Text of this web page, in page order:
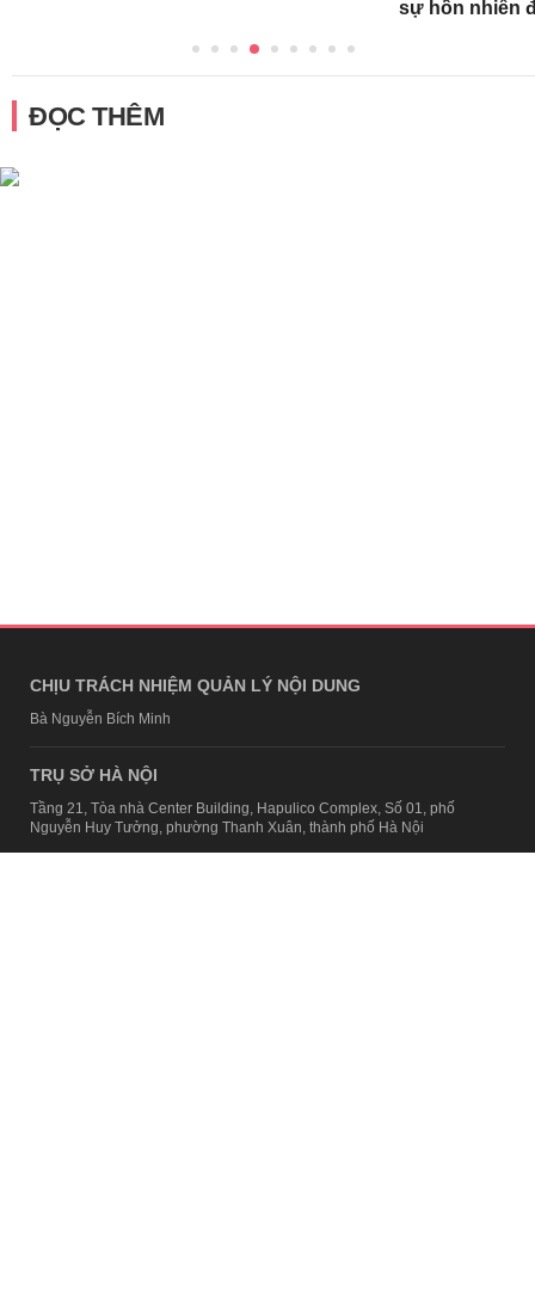
sự hồn nhiên
ĐỌC THÊM
CHỊU TRÁCH NHIỆM QUẢN LÝ NỘI DUNG
Bà Nguyễn Bích Minh
TRỤ SỞ HÀ NỘI
Tầng 21, Tòa nhà Center Building, Hapulico Complex, Số 01, phố
Nguyễn Huy Tưởng, phường Thanh Xuân, thành phố Hà Nội